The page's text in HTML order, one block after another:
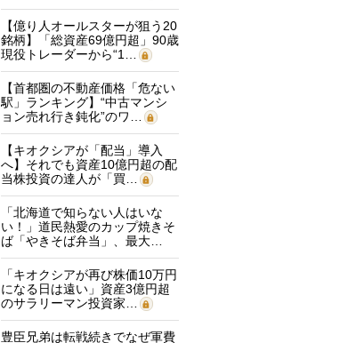
【億り人オールスターが狙う20
銘柄】「総資産69億円超」90歳
現役トレーダーから“1…
【首都圏の不動産価格「危ない
駅」ランキング】“中古マンシ
ョン売れ行き鈍化”のワ…
【キオクシアが「配当」導入
へ】それでも資産10億円超の配
当株投資の達人が「買…
「北海道で知らない人はいな
い！」道民熱愛のカップ焼きそ
ば「やきそば弁当」、最大…
「キオクシアが再び株価10万円
になる日は遠い」資産3億円超
のサラリーマン投資家…
豊臣兄弟は転戦続きでなぜ軍費